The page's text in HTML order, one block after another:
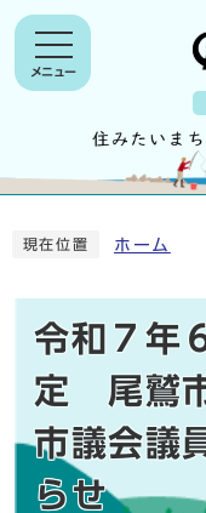
メニュー
現在位置 ホーム
令和７年
定 尾鷲
市議会議
らせ